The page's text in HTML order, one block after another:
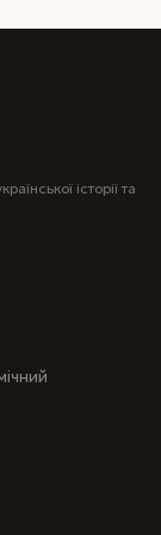
історії та